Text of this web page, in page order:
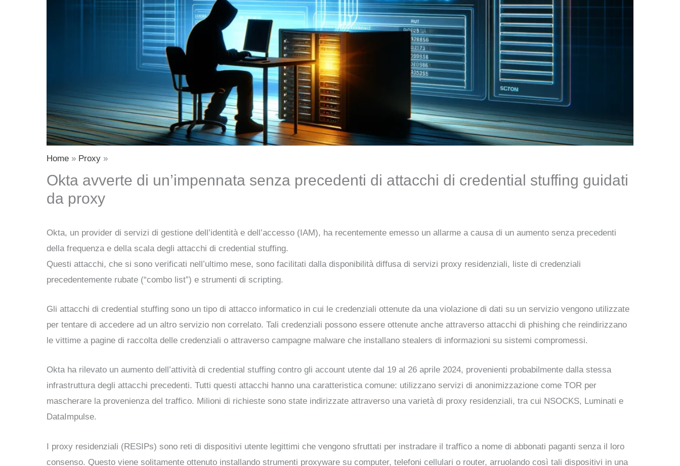
Home Proxy
Okta avverte di un’impennata senza precedenti di attacchi di credential stuffing guidati
da proxy
Okta, un provider di servizi di gestione dell’identità e dell’accesso (IAM), ha recentemente emesso un allarme a causa di un aumento senza precedenti
della frequenza e della scala degli attacchi di credential stuffing.
Questi attacchi, che si sono verificati nell’ultimo mese, sono facilitati dalla disponibilità diffusa di servizi proxy residenziali, liste di credenziali
precedentemente rubate (“combo list”) e strumenti di scripting.
Gli attacchi di credential stuffing sono un tipo di attacco informatico in cui le credenziali ottenute da una violazione di dati su un servizio vengono utilizzate
per tentare di accedere ad un altro servizio non correlato. Tali credenziali possono essere ottenute anche attraverso attacchi di phishing che reindirizzano
le vittime a pagine di raccolta delle credenziali o attraverso campagne malware che installano stealers di informazioni su sistemi compromessi.
Okta ha rilevato un aumento dell’attività di credential stuffing contro gli account utente dal 19 al 26 aprile 2024, provenienti probabilmente dalla stessa
infrastruttura degli attacchi precedenti. Tutti questi attacchi hanno una caratteristica comune: utilizzano servizi di anonimizzazione come TOR per
mascherare la provenienza del traffico. Milioni di richieste sono state indirizzate attraverso una varietà di proxy residenziali, tra cui NSOCKS, Luminati e
DataImpulse.
I proxy residenziali (RESIPs) sono reti di dispositivi utente legittimi che vengono sfruttati per instradare il traffico a nome di abbonati paganti senza il loro
consenso. Questo viene solitamente ottenuto installando strumenti proxyware su computer, telefoni cellulari o router, arruolando così tali dispositivi in una